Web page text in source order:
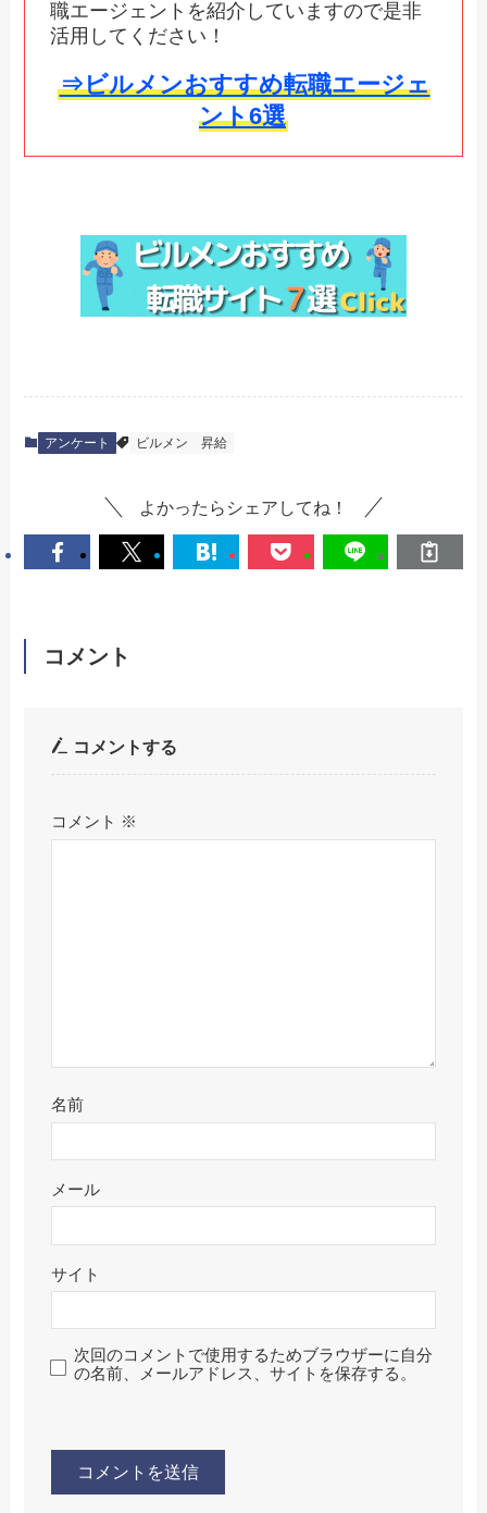
職エージェントを紹介していますので是非
活用してください！
⇒ビルメンおすすめ転職エージェ
ント6選
アンケート ビルメン 昇給
よかったらシェアしてね！
コメント
コメントする
コメント ※
名前
メール
サイト
次回のコメントで使用するためブラウザーに自分
の名前、メールアドレス、サイトを保存する。